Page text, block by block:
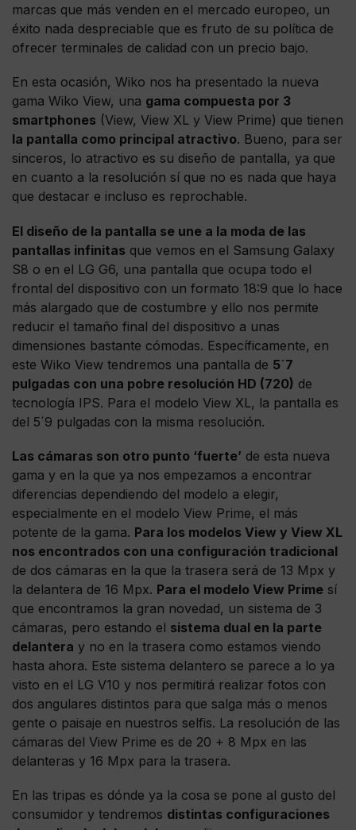
marcas que más venden en el mercado europeo, un
éxito nada despreciable que es fruto de su política de
ofrecer terminales de calidad con un precio bajo.
En esta ocasión, Wiko nos ha presentado la nueva
gama Wiko View, una gama compuesta por 3
smartphones (View, View XL y View Prime) que tienen
la pantalla como principal atractivo. Bueno, para ser
sinceros, lo atractivo es su diseño de pantalla, ya que
en cuanto a la resolución sí que no es nada que haya
que destacar e incluso es reprochable.
El diseño de la pantalla se une a la moda de las
pantallas infinitas que vemos en el Samsung Galaxy
S8 o en el LG G6, una pantalla que ocupa todo el
frontal del dispositivo con un formato 18:9 que lo hace
más alargado que de costumbre y ello nos permite
reducir el tamaño final del dispositivo a unas
dimensiones bastante cómodas. Específicamente, en
este Wiko View tendremos una pantalla de 5´7
pulgadas con una pobre resolución HD (720) de
tecnología IPS. Para el modelo View XL, la pantalla es
del 5´9 pulgadas con la misma resolución.
Las cámaras son otro punto ‘fuerte’ de esta nueva
gama y en la que ya nos empezamos a encontrar
diferencias dependiendo del modelo a elegir,
especialmente en el modelo View Prime, el más
potente de la gama. Para los modelos View y View XL
nos encontrados con una configuración tradicional
de dos cámaras en la que la trasera será de 13 Mpx y
la delantera de 16 Mpx. Para el modelo View Prime sí
que encontramos la gran novedad, un sistema de 3
cámaras, pero estando el sistema dual en la parte
delantera y no en la trasera como estamos viendo
hasta ahora. Este sistema delantero se parece a lo ya
visto en el LG V10 y nos permitirá realizar fotos con
dos angulares distintos para que salga más o menos
gente o paisaje en nuestros selfis. La resolución de las
cámaras del View Prime es de 20 + 8 Mpx en las
delanteras y 16 Mpx para la trasera.
En las tripas es dónde ya la cosa se pone al gusto del
consumidor y tendremos distintas configuraciones